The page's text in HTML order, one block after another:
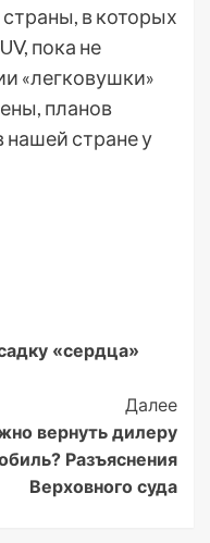
страны, в которых
пока не
«легковушки»
планов
нашей стране у
«сердца»
Далее
вернуть дилеру
Разъяснения
Верховного суда